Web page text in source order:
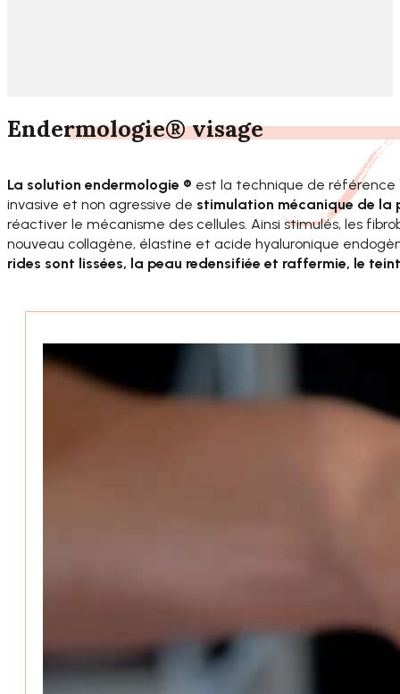
Endermologie® visage
La solution endermologie ® est la technique de référence
invasive et non agressive de stimulation mécanique de la
réactiver le mécanisme des cellules. Ainsi stimulés, les
nouveau collagène, élastine et acide hyaluronique
rides sont lissées, la peau redensifiée et raffermie, le